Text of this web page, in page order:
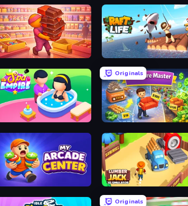
Candy Packing Store Raft Life
Spa Empire
Originals
Furniture Master: Idle Tycoon
My Arcade Center Lumberjack 3D Simulator
Originals